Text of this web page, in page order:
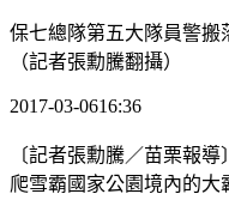
保七總隊第五大隊員警搬
（記者張勳騰翻攝）
2017-03-0616:36
〔記者張勳騰／苗栗報
爬雪霸國家公園境內的大